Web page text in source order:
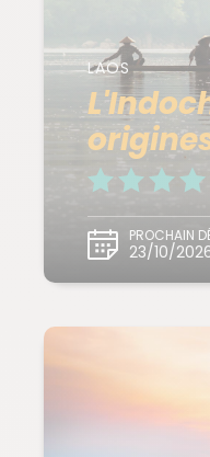
LAOS
PROCHAIN
23/10/